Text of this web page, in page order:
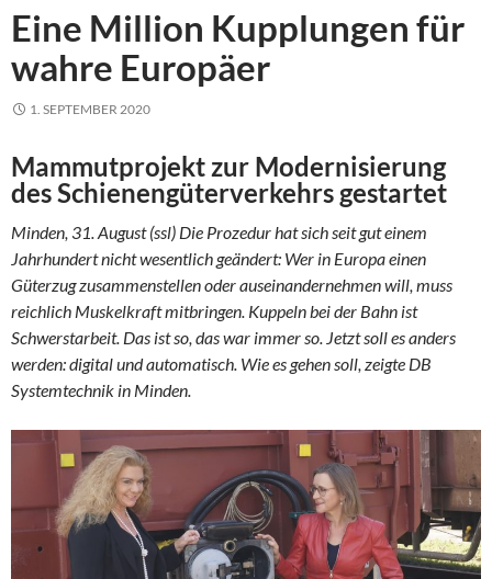
Eine Million Kupplungen für
wahre Europäer
1. SEPTEMBER 2020
Mammutprojekt zur Modernisierung
des Schienengüterverkehrs gestartet
Minden, 31. August (ssl) Die Prozedur hat sich seit gut einem
Jahrhundert nicht wesentlich geändert: Wer in Europa einen
Güterzug zusammenstellen oder auseinandernehmen will, muss
reichlich Muskelkraft mitbringen. Kuppeln bei der Bahn ist
Schwerstarbeit. Das ist so, das war immer so. Jetzt soll es anders
werden: digital und automatisch. Wie es gehen soll, zeigte DB
Systemtechnik in Minden.